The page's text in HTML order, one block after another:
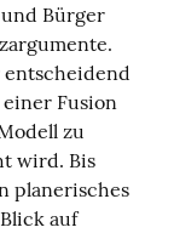
Bürger
entscheidend
Fusion
zu
wird. Bis
planerisches
auf